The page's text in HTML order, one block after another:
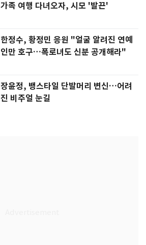
가족 여행 다녀오자, 시모 '발끈'
한정수, 황정민 응원 "얼굴 알려진 연예
인만 호구…폭로녀도 신분 공개해라"
장윤정, 뱅스타일 단발머리 변신…어려
진 비주얼 눈길